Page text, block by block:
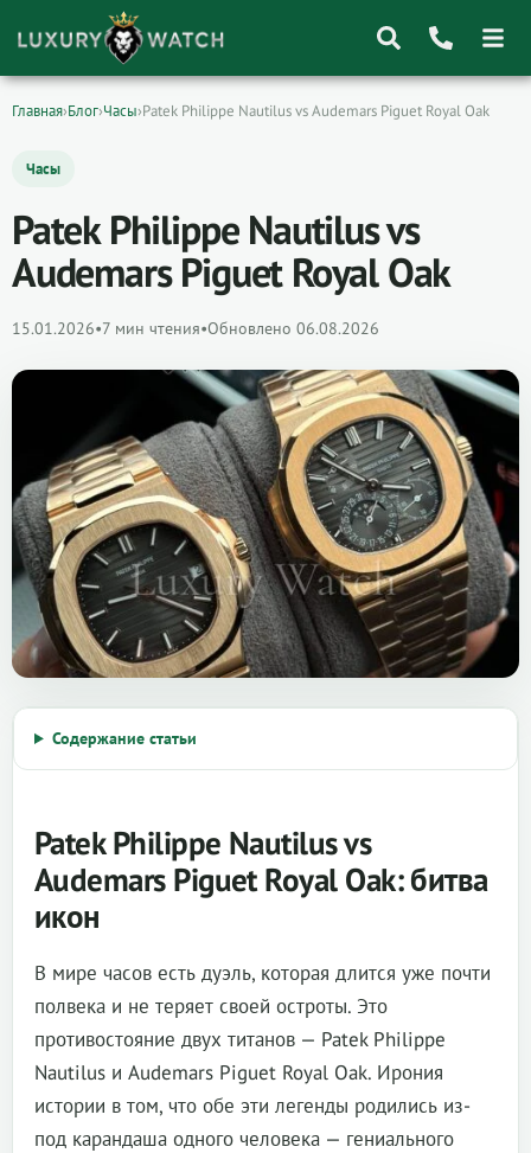
Главная›Блог›Часы›Patek Philippe Nautilus vs Audemars Piguet Royal Oak
Часы
Patek Philippe Nautilus vs
Audemars Piguet Royal Oak
15.01.2026•7 мин чтения•Обновлено 06.08.2026
Содержание статьи
Patek Philippe Nautilus vs
Audemars Piguet Royal Oak: битва
икон
В мире часов есть дуэль, которая длится уже почти
полвека и не теряет своей остроты. Это
противостояние двух титанов — Patek Philippe
Nautilus и Audemars Piguet Royal Oak. Ирония
истории в том, что обе эти легенды родились из-
под карандаша одного человека — гениального